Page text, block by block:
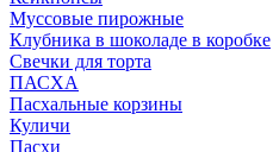
Муссовые пирожные
Клубника в шоколаде в коробке
Свечки для торта
ПАСХА
Пасхальные корзины
Куличи
Пасхи